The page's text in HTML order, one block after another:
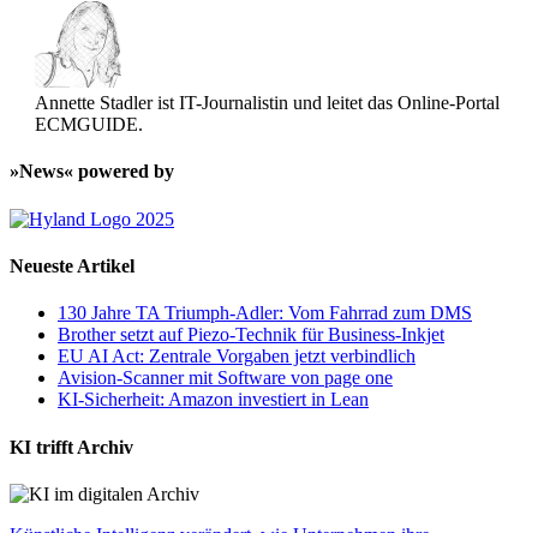
Annette Stadler ist IT-Journalistin und leitet das Online-Portal
ECMGUIDE.
»News« powered by
Neueste Artikel
130 Jahre TA Triumph-Adler: Vom Fahrrad zum DMS
Brother setzt auf Piezo-Technik für Business-Inkjet
EU AI Act: Zentrale Vorgaben jetzt verbindlich
Avision-Scanner mit Software von page one
KI-Sicherheit: Amazon investiert in Lean
KI trifft Archiv